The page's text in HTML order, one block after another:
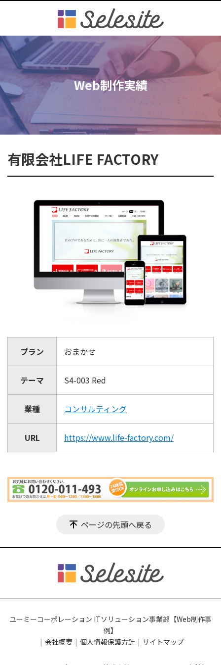
Web制作実績
有限会社LIFE FACTORY
プラン おまかせ
テーマ S4-003 Red
業種 コンサルティング
URL https://www.life-factory.com/
ページの先頭へ戻る
ユーミーコーポレーション ITソリューション事業部【Web制作事
例】
会社概要
個人情報保護方針 サイトマップ